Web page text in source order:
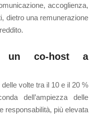
accoglienza,
dietro una remunerazione
un co-host a
volte tra il 10 e il 20 %
dell’ampiezza delle
responsabilità, più elevata